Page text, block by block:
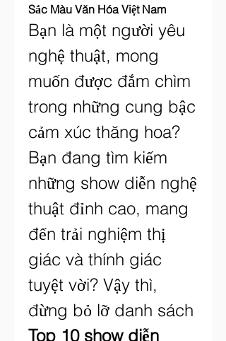
Sắc Màu Văn Hóa Việt Nam
Bạn là một người yêu
nghệ thuật, mong
muốn được đắm chìm
trong những cung bậc
cảm xúc thăng hoa?
Bạn đang tìm kiếm
những show diễn nghệ
thuật đỉnh cao, mang
đến trải nghiệm thị
giác và thính giác
tuyệt vời? Vậy thì,
Top 10 show diễn